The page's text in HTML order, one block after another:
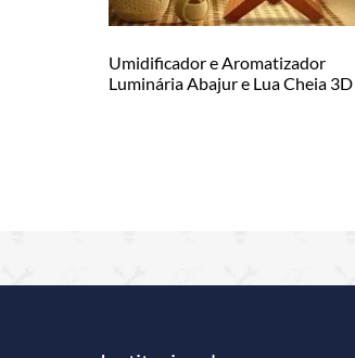
Umidificador e Aromatizador
Luminária Abajur e Lua Cheia 3D